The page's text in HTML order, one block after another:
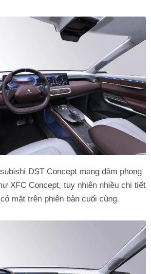
DST Concept mang đậm phong
XFC Concept, tuy nhiên nhiều chi tiết
mặt trên phiên bản cuối cùng.